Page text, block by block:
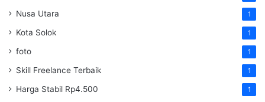
Nusa Utara 1
Kota Solok 1
foto 1
Skill Freelance Terbaik 1
Harga Stabil Rp4.500 1